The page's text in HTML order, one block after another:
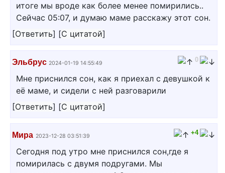
итоге мы вроде как более менее помирились..
Сейчас 05:07, и думаю маме расскажу этот сон.
[Ответить] [С цитатой]
Эльбрус 2024-01-19 14:55:49 0
Мне приснился сон, как я приехал с девушкой к
её маме, и сидели с ней разговарили
[Ответить] [С цитатой]
Мира 2023-12-28 03:51:39 +4
Сегодня под утро мне приснился сон,где я
помирилась с двумя подругами. Мы